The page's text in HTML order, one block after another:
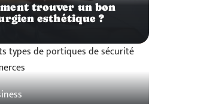
trouver un bon
esthétique ?